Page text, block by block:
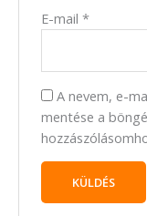
E-mail*
A nevem, e-
mentése a